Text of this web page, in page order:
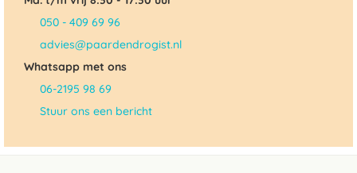
050 - 409 69 96
advies@paardendrogist.nl
Whatsapp met ons
06-2195 98 69
Stuur ons een bericht